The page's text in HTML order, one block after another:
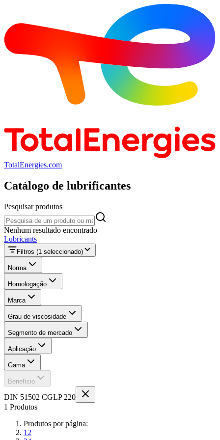
TotalEnergies.com
Catálogo de lubrificantes
Pesquisar produtos
Pesquisar produtos
Nenhum resultado encontrado
Lubricants
Filtros (1 seleccionado)
Norma
Homologação
Marca
Grau de viscosidade
Segmento de mercado
Aplicação
Gama
Benefício
DIN 51502 CGLP 220
1 Produtos
Produtos por página:
12